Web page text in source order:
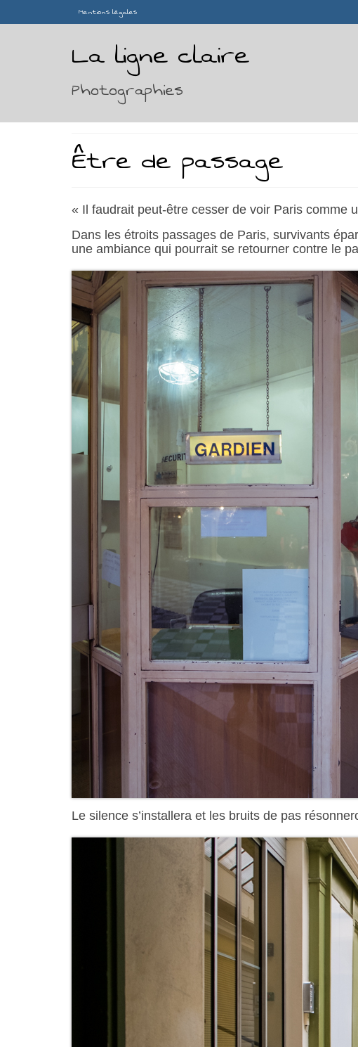
Mentions légales
La ligne claire
Photographies
Être de passage
« Il faudrait peut-être cesser de voir Paris comme
Dans les étroits passages de Paris, survivants
une ambiance qui pourrait se retourner contre le
Le silence s’installera et les bruits de pas